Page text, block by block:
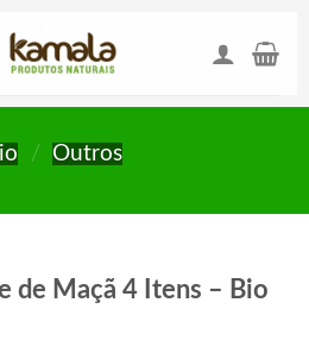
/ Outros
de Maçã 4 Itens – Bio